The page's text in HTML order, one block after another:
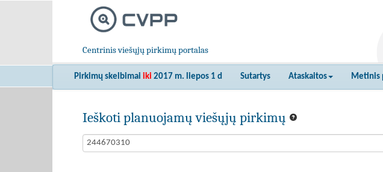
Centrinis viešųjų pirkimų portalas
Pirkimų skelbimai iki 2017 m. liepos 1 d Sutartys Ataskaitos Metinis
Ieškoti planuojamų viešųjų pirkimų